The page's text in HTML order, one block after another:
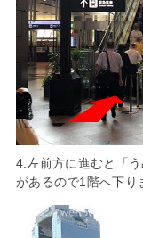
4.左前方に進むと「
があるので1階へ下り